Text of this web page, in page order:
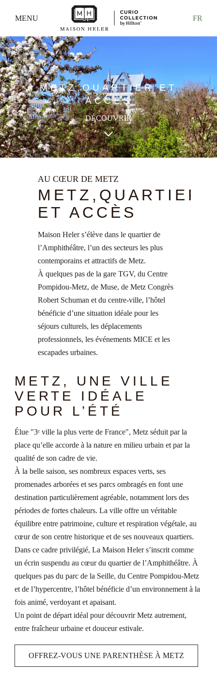
MENU FR
METZ,QUARTIER ET
ACCÈS
DÉCOUVRIR
keyboard_arrow_down
AU CŒUR DE METZ
METZ,QUARTIER
ET ACCÈS
Maison Heler s’élève dans le quartier de
l’Amphithéâtre, l’un des secteurs les plus
contemporains et attractifs de Metz.
À quelques pas de la gare TGV, du Centre
Pompidou-Metz, de Muse, de Metz Congrès
Robert Schuman et du centre-ville, l’hôtel
bénéficie d’une situation idéale pour les
séjours culturels, les déplacements
professionnels, les événements MICE et les
escapades urbaines.
METZ, UNE VILLE
VERTE IDÉALE
POUR L’ÉTÉ
Élue "3ᵉ ville la plus verte de France", Metz séduit par la
place qu’elle accorde à la nature en milieu urbain et par la
qualité de son cadre de vie.
À la belle saison, ses nombreux espaces verts, ses
promenades arborées et ses parcs ombragés en font une
destination particulièrement agréable, notamment lors des
périodes de fortes chaleurs. La ville offre un véritable
équilibre entre patrimoine, culture et respiration végétale, au
cœur de son centre historique et de ses nouveaux quartiers.
Dans ce cadre privilégié, La Maison Heler s’inscrit comme
un écrin suspendu au cœur du quartier de l’Amphithéâtre. À
quelques pas du parc de la Seille, du Centre Pompidou-Metz
et de l’hypercentre, l’hôtel bénéficie d’un environnement à la
fois animé, verdoyant et apaisant.
Un point de départ idéal pour découvrir Metz autrement,
entre fraîcheur urbaine et douceur estivale.
OFFREZ-VOUS UNE PARENTHÈSE À METZ